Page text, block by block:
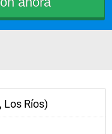
Los Ríos)